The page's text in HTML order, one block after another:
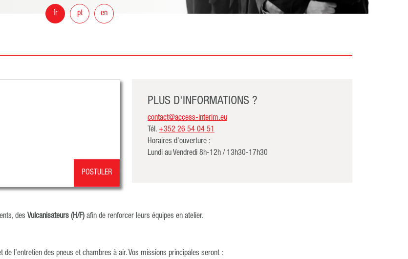
fr pt en
POSTULER
PLUS D'INFORMATIONS ?
contact@access-interim.eu
Tél. +352 26 54 04 51
Horaires d'ouverture :
Lundi au Vendredi 8h-12h / 13h30-17h30
des Vulcanisateurs (H/F) afin de renforcer leurs équipes en atelier.
l’entretien des pneus et chambres à air. Vos missions principales seront :